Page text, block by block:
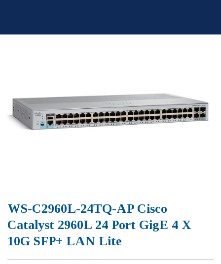
WS-C2960L-24TQ-AP Cisco
Catalyst 2960L 24 Port GigE 4 X
10G SFP+ LAN Lite